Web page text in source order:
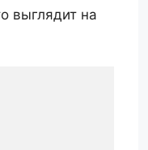
выглядит на